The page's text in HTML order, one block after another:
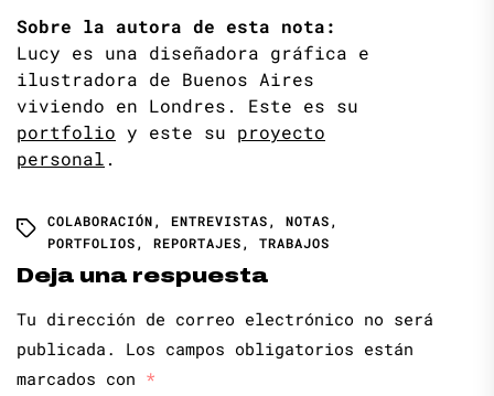
Sobre la autora de esta nota:
Lucy es una diseñadora gráfica e
ilustradora de Buenos Aires
viviendo en Londres. Este es su
portfolio y este su proyecto
personal .
COLABORACIÓN, ENTREVISTAS, NOTAS,
PORTFOLIOS, REPORTAJES, TRABAJOS
Deja una respuesta
Tu dirección de correo electrónico no será
publicada.
Los campos obligatorios están
marcados con *